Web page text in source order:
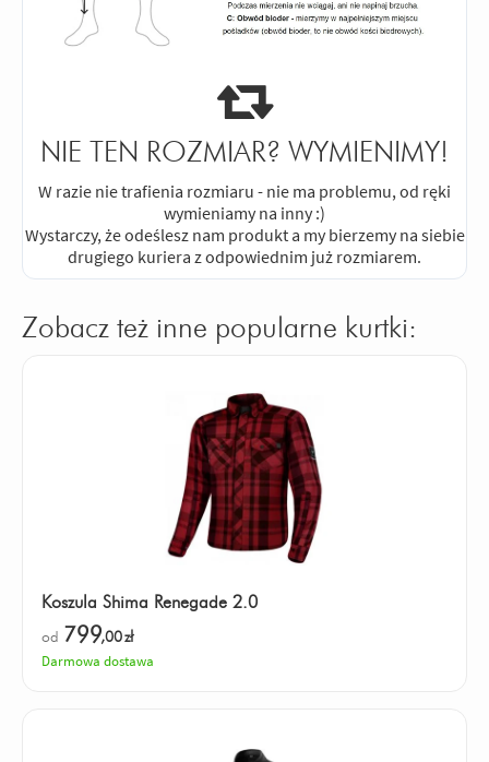
NIE TEN ROZMIAR? WYMIENIMY!
W razie nie trafienia rozmiaru - nie ma problemu, od ręki
wymieniamy na inny :)
Wystarczy, że odeślesz nam produkt a my bierzemy na siebie
drugiego kuriera z odpowiednim już rozmiarem.
Zobacz też inne popularne kurtki:
Koszula Shima Renegade 2.0
od 799,00zł
Darmowa dostawa